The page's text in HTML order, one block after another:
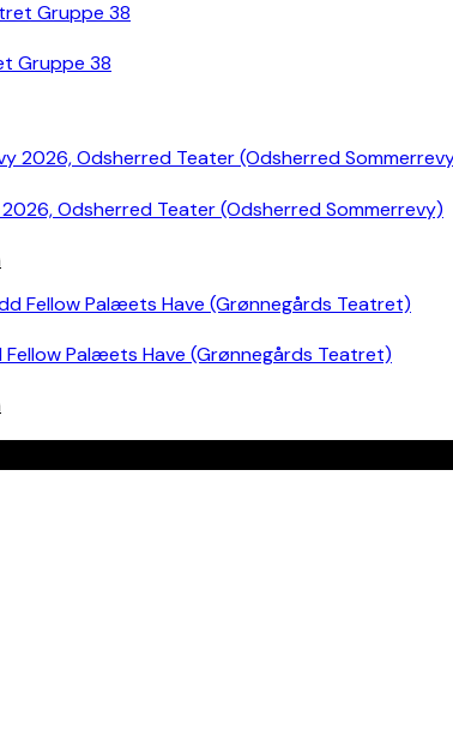
Gruppe 38
Odsherred Teater (Odsherred Sommerrevy)
Fellow Palæets Have (Grønnegårds Teatret)